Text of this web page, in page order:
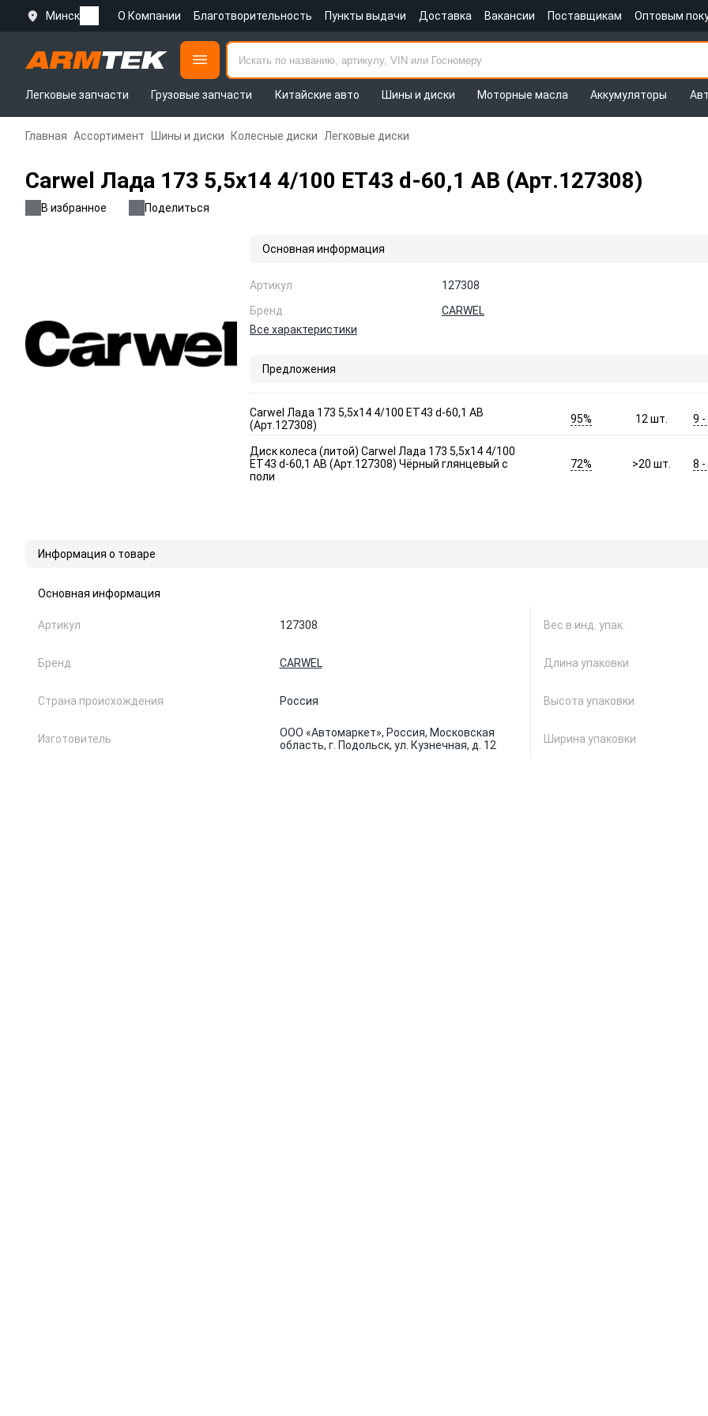
Минск О Компании Благотворительность Пункты выдачи Доставка Вакансии Поставщикам Оптовым
Легковые запчасти Грузовые запчасти Китайские авто Шины и диски Моторные масла Аккумуляторы
Главная Ассортимент Шины и диски Колесные диски Легковые диски
Carwel Лада 173 5,5x14 4/100 ET43 d-60,1 AB (Арт.127308)
В избранное Поделиться
Основная информация
Артикул
127308
Бренд
CARWEL
Все характеристики
Предложения
Carwel Лада 173 5,5x14 4/100 ET43 d-60,1 AB
(Арт.127308)
95% 12шт. 9 -
Диск колеса (литой) Carwel Лада 173 5,5x14 4/100
ET43 d-60,1 AB (Арт.127308) Чёрный глянцевый с
поли
72% >20шт. 8 -
Информация о товаре
Основная информация
Артикул 127308
Бренд CARWEL
Страна происхождения Россия
Изготовитель
ООО «Автомаркет», Россия, Московская
область, г. Подольск, ул. Кузнечная, д. 12
Вес в инд. упак.
Длина упаковки
Высота упаковки
Ширина упаковки